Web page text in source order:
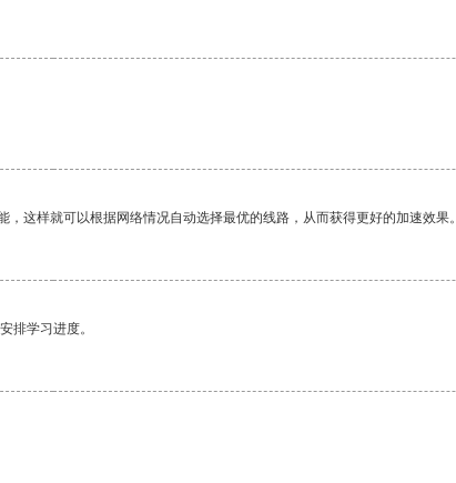
这样就可以根据网络情况自动选择最优的线路，从而获得更好的加速效果。
排学习进度。